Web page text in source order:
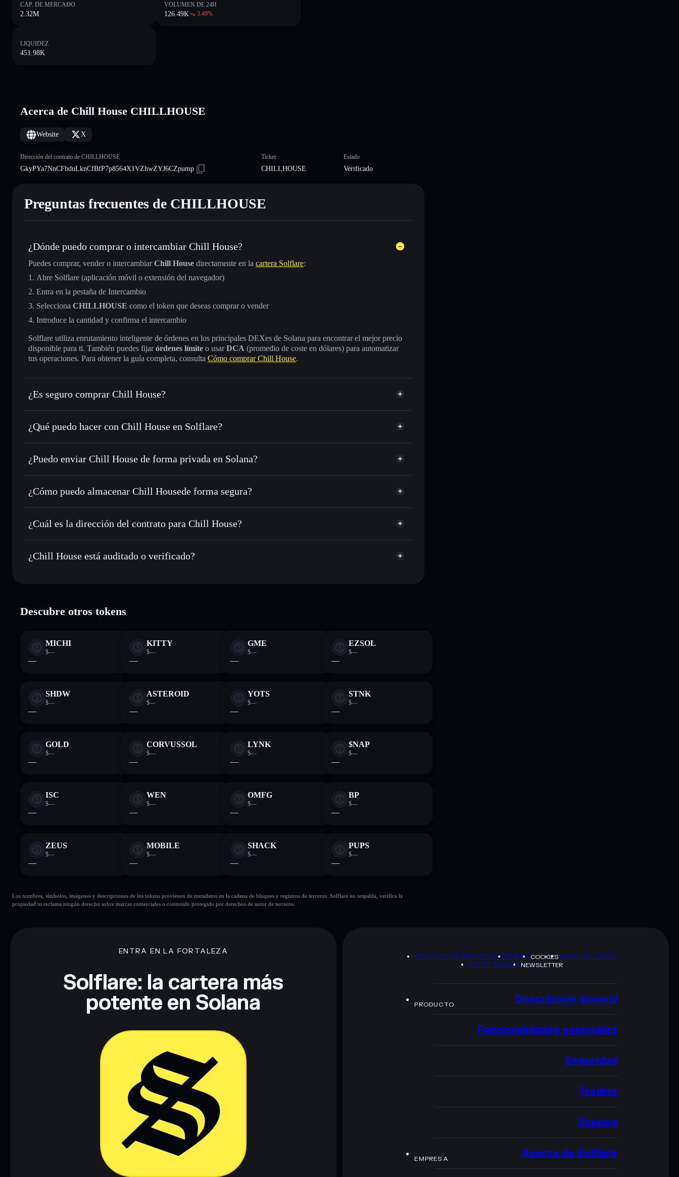
CAP. DE MERCADO
2.32M
VOLUMEN DE 24H
126.49K 3.49%
LIQUIDEZ
451.98K
Acerca de Chill House CHILLHOUSE
Website X
Dirección del contrato de CHILLHOUSE
GkyPYa7NnCFbduLknCfBfP7p8564X1VZhwZYJ6CZpump
Ticker
CHILLHOUSE
Estado
Verificado
Preguntas frecuentes de CHILLHOUSE
¿Dónde puedo comprar o intercambiar Chill House?
Puedes comprar, vender o intercambiarChill House directamente en la cartera Solflare:
Abre Solflare (aplicación móvil o extensión del navegador)
Entra en la pestaña de Intercambio
Selecciona CHILLHOUSE como el token que deseas comprar o vender
Introduce la cantidad y confirma el intercambio
Solflare utiliza enrutamiento inteligente de órdenes en los principales DEXes de Solana para encontrar el mejor precio
disponible para ti. También puedes fijarórdenes límite o usarDCA (promedio de coste en dólares) para automatizar
tus operaciones. Para obtener la guía completa, consulta Cómo comprar Chill House.
¿Es seguro comprar Chill House?
Chill House token verificado
¿Qué puedo hacer con Chill House en Solflare?
Chill House
cartera de Solflare
Intercambiar al instante: operar con CHILLHOUSE para SOL, USDC o miles de otros tokens de Solana con
Utilizar DCA: promedio de coste en dólares en CHILLHOUSE a lo largo del tiempo
Enviar de forma privada: transferir CHILLHOUSE sin vincular públicamente las carteras usando el agregador de
privacidad integrado de Solflare
Holdear de forma segura: almacenar CHILLHOUSE en una cartera sin custodia donde tú controla tus claves
¿Puedo enviar Chill House de forma privada en Solana?
cartera de Solflare agregador de privacidad
Chill
House
¿Cómo puedo almacenar Chill Housede forma segura?
Chill House cartera sin custodia Solflare
¿Cuál es la dirección del contrato para Chill House?
Chill House
GkyPYa7NnCFbduLknCfBfP7p8564X1VZhwZYJ6CZpump
cartera
¿Chill House está auditado o verificado?
Descubre otros tokens
MICHI
$—
—
KITTY
$—
—
GME
$—
—
EZSOL
$—
—
SHDW
$—
—
ASTEROID
$—
—
YOTS
$—
—
STNK
$—
—
GOLD
$—
—
CORVUSSOL
$—
—
LYNK
$—
—
$NAP
$—
—
ISC
$—
—
WEN
$—
—
OMFG
$—
—
BP
$—
—
ZEUS
$—
—
MOBILE
$—
—
SHACK
$—
—
PUPS
$—
—
Los nombres, símbolos, imágenes y descripciones de los tokens provienen de metadatos en la cadena de bloques y registros de terceros. Solflare no respalda, verifica la
propiedad ni reclama ningún derecho sobre marcas comerciales o contenido protegido por derechos de autor de terceros.
ENTRA EN LA FORTALEZA
Solflare: la cartera más
potente en Solana
POLÍTICA DE PRIVACIDADTERMSCOOKIESMAPA DEL SITIO
KIT DE MARCANEWSLETTER
PRODUCTO Descripción general
Funcionalidades esenciales
Seguridad
Trading
Staking
EMPRESA Acerca de Solflare